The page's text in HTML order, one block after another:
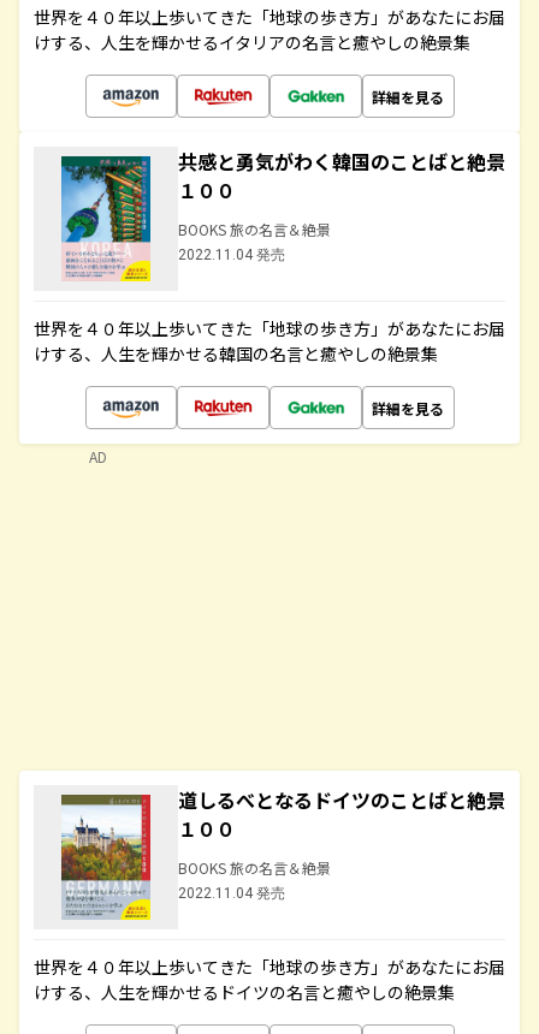
世界を４０年以上歩いてきた「地球の歩き方」があなたにお届
けする、人生を輝かせるイタリアの名言と癒やしの絶景集
詳細を見る
共感と勇気がわく韓国のことばと絶景
１００
BOOKS 旅の名言＆絶景
2022.11.04 発売
世界を４０年以上歩いてきた「地球の歩き方」があなたにお届
けする、人生を輝かせる韓国の名言と癒やしの絶景集
詳細を見る
道しるべとなるドイツのことばと絶景
１００
BOOKS 旅の名言＆絶景
2022.11.04 発売
世界を４０年以上歩いてきた「地球の歩き方」があなたにお届
けする、人生を輝かせるドイツの名言と癒やしの絶景集
AD